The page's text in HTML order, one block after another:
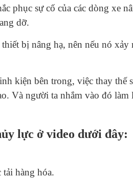
phục sự cố của các dòng xe
dỡ.
bị nâng hạ, nên nếu nó xảy
kiện bên trong, việc thay thế
Và người ta nhắm vào đó làm
lực ở video dưới đây:
hàng hóa.